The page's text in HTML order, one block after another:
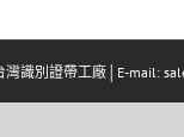
識別證帶工廠│E-mail: